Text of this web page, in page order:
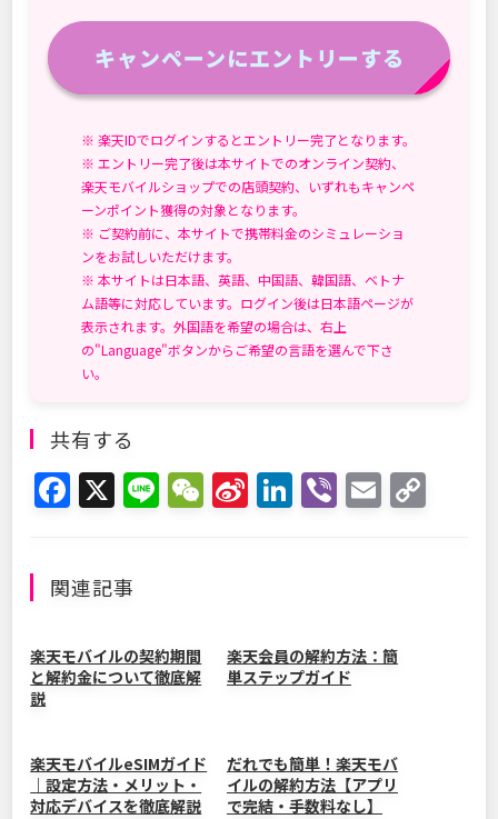
キャンペーンにエントリーする
※ 楽天IDでログインするとエントリー完了となります。
※ エントリー完了後は本サイトでのオンライン契約、
楽天モバイルショップでの店頭契約、いずれもキャンペ
ーンポイント獲得の対象となります。
※ ご契約前に、本サイトで携帯料金のシミュレーショ
ンをお試しいただけます。
※ 本サイトは日本語、英語、中国語、韓国語、ベトナ
ム語等に対応しています。ログイン後は日本語ページが
表示されます。外国語を希望の場合は、右上
の"Language"ボタンからご希望の言語を選んで下さ
い。
共有する
F
e
o
X Li W Si
b
Li
n
Vi E
関連記事
楽天モバイルの契約期間
と解約金について徹底解
説
楽天会員の解約方法：簡
単ステップガイド
楽天モバイルeSIMガイド
｜設定方法・メリット・
対応デバイスを徹底解説
だれでも簡単！楽天モバ
イルの解約方法【アプリ
で完結・手数料なし】